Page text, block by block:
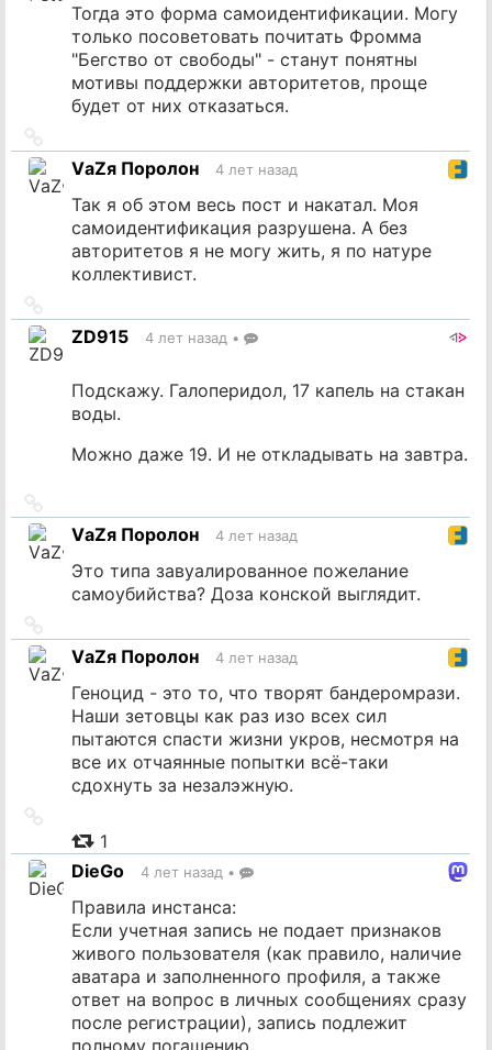
Тогда это форма самоидентификации. Могу
только посоветовать почитать Фромма
"Бегство от свободы" - станут понятны
мотивы поддержки авторитетов, проще
будет от них отказаться.
на
источник
VаZя Поролон 4 лет назад
Так я об этом весь пост и накатал. Моя
самоидентификация разрушена. А без
авторитетов я не могу жить, я по натуре
коллективист.
на
источник
ZD915 4 лет назад •
Подскажу. Галоперидол, 17 капель на стакан
воды.
Можно даже 19. И не откладывать на завтра.
на
источник
VаZя Поролон 4 лет назад
Это типа завуалированное пожелание
самоубийства? Доза конской выглядит.
на
источник
VаZя Поролон 4 лет назад
Геноцид - это то, что творят бандеромрази.
Наши зетовцы как раз изо всех сил
пытаются спасти жизни укров, несмотря на
все их отчаянные попытки всё-таки
сдохнуть за незалэжную.
источник
1
DieGo
4 лет назад •
Правила инстанса:
Если учетная запись не подает признаков
живого пользователя (как правило, наличие
аватара и заполненного профиля, а также
ответ на вопрос в личных сообщениях сразу
после регистрации), запись подлежит
полному погашению.